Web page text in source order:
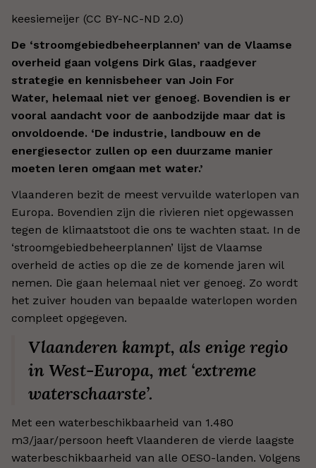
keesiemeijer (CC BY-NC-ND 2.0)
De ‘stroomgebiedbeheerplannen’ van de Vlaamse
overheid gaan volgens Dirk Glas, raadgever
strategie en kennisbeheer van Join For
Water, helemaal niet ver genoeg. Bovendien is er
vooral aandacht voor de aanbodzijde maar dat is
onvoldoende. ‘De industrie, landbouw en de
energiesector zullen op een duurzame manier
moeten leren omgaan met water.’
Vlaanderen bezit de meest vervuilde waterlopen van
Europa. Bovendien zijn die rivieren niet opgewassen
tegen de klimaatstoot die ons te wachten staat. In de
‘stroomgebiedbeheerplannen’ lijst de Vlaamse
overheid de acties op die ze de komende jaren wil
nemen. Die gaan helemaal niet ver genoeg. Zo wordt
het zuiver houden van bepaalde waterlopen worden
compleet opgegeven.
Vlaanderen kampt, als enige regio
in West-Europa, met ‘extreme
waterschaarste’.
Met een waterbeschikbaarheid van 1.480
m3/jaar/persoon heeft Vlaanderen de vierde laagste
waterbeschikbaarheid van alle OESO-landen. Volgens